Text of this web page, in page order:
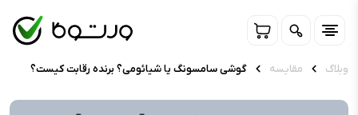
وبلاگ مقایسه گوشی سامسونگ یا شیائومی؟ برنده رقابت کیست؟